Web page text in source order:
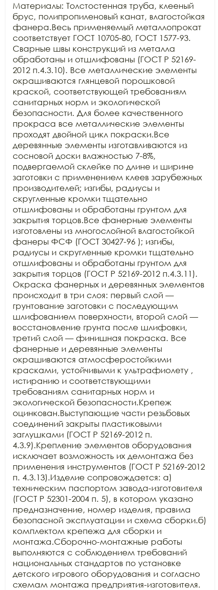
Материалы: Толстостенная труба, клееный
брус, полипропиленовый канат, влагостойкая
фанера.Весь применяемый металлопрокат
соответствует ГОСТ 10705-80, ГОСТ 1577-93.
Сварные швы конструкций из металла
обработаны и отшлифованы (ГОСТ Р 52169-
2012 п.4.3.10). Все металлические элементы
окрашиваются глянцевой порошковой
краской, соответствующей требованиям
санитарных норм и экологической
безопасности. Для более качественного
прокраса все металлические элементы
проходят двойной цикл покраски.Все
деревянные элементы изготавливаются из
сосновой доски влажностью 7-8%,
подвергаемой склейке по длине и ширине
заготовки с применением клеев зарубежных
производителей; изгибы, радиусы и
скругленные кромки тщательно
отшлифованы и обработаны грунтом для
закрытия торцов.Все фанерные элементы
изготовлены из многослойной влагостойкой
фанеры ФСФ (ГОСТ 30427-96 ); изгибы,
радиусы и скругленные кромки тщательно
отшлифованы и обработаны грунтом для
закрытия торцов (ГОСТ Р 52169-2012 п.4.3.11).
Окраска фанерных и деревянных элементов
происходит в три слоя: первый слой —
грунтование заготовки с последующим
шлифованием поверхности, второй слой —
восстановление грунта после шлифовки,
третий слой — финишная покраска. Все
фанерные и деревянные элементы
окрашиваются атмосферостойкими
красками, устойчивыми к ультрафиолету ,
истиранию и соответствующими
требованиям санитарных норм и
экологической безопасности.Крепеж
оцинкован.Выступающие части резьбовых
соединений закрыты пластиковыми
заглушками (ГОСТ Р 52169-2012 п.
4.3.9).Крепление элементов оборудования
исключает возможность их демонтажа без
применения инструментов (ГОСТ Р 52169-2012
п. 4.3.13).Изделие сопровождается: а)
техническим паспортом завода-изготовителя
(ГОСТ Р 52301-2004 п. 5), в котором указано
предназначение, номер изделия, правила
безопасной эксплуатации и схема сборки.б)
комплектом крепежа для сборки и
монтажа.Сборочно-монтажные работы
выполняются с соблюдением требований
национальных стандартов по установке
детского игрового оборудования и согласно
схемам монтажа предприятия-изготовителя.